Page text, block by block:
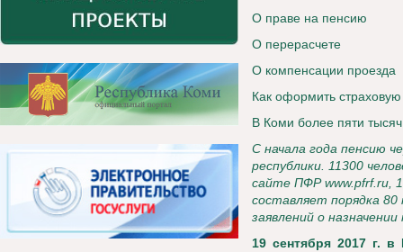
О праве на пенсию
О перерасчете
О компенсации проезда
Как оформить
В Коми более пяти
С начала года пенсию
республики. 11300
сайте ПФРwww.pfrf.ru ,
составляет порядка
заявлений о назначении
19 сентября 2017 г.